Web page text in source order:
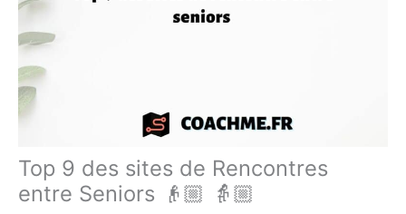
Top 9 des sites de Rencontres
entre Seniors 👴🏼 👵🏼